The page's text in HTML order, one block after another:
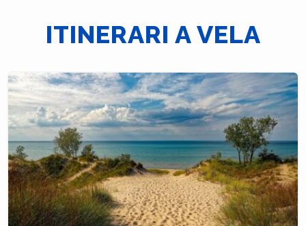
ITINERARI A VELA